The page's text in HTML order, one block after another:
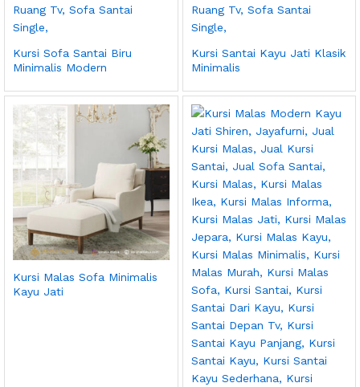
Kursi Sofa Santai Biru
Minimalis Modern
Kursi Santai Kayu Jati Klasik
Minimalis
Kursi Malas Sofa Minimalis
Kayu Jati